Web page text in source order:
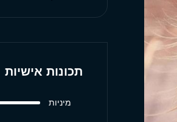
תכונות אישיות
מיניות